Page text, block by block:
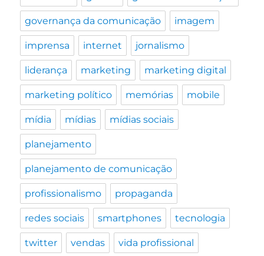
governança da comunicação imagem
imprensa internet jornalismo
liderança marketing marketing digital
marketing político memórias mobile
mídia mídias mídias sociais
planejamento
planejamento de comunicação
profissionalismo propaganda
redes sociais smartphones tecnologia
twitter vendas vida profissional